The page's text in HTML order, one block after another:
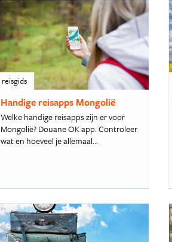
reisgids
Handige reisapps Mongolië
Welke handige reisapps zijn er voor
Mongolië? Douane OK app. Controleer
wat en hoeveel je allemaal...